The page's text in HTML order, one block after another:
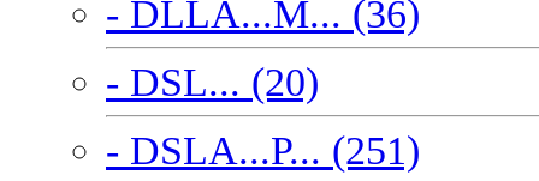
- DLLA...M... (36)
- DSL... (20)
- DSLA...P... (251)